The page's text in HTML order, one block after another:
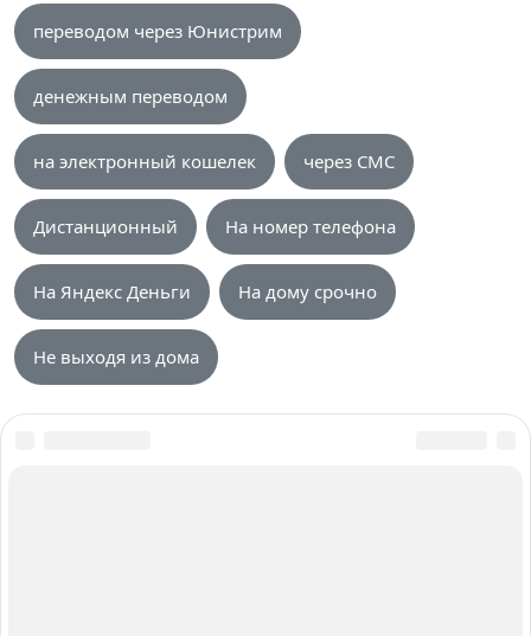
переводом через Юнистрим
денежным переводом
на электронный кошелек через СМС
Дистанционный На номер телефона
На Яндекс Деньги На дому срочно
Не выходя из дома